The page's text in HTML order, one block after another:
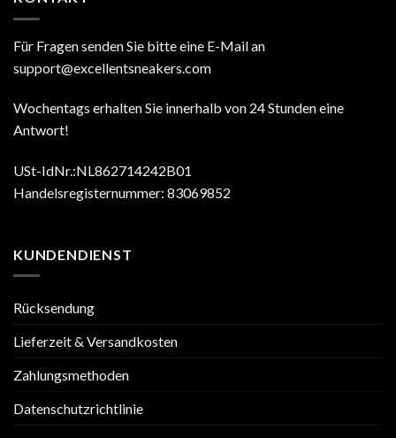
Für Fragen senden Sie bitte eine E-Mail an
support@excellentsneakers.com
Wochentags erhalten Sie innerhalb von 24 Stunden eine
Antwort!
USt-IdNr.:NL862714242B01
Handelsregisternummer: 83069852
KUNDENDIENST
Rücksendung
Lieferzeit & Versandkosten
Zahlungsmethoden
Datenschutzrichtlinie